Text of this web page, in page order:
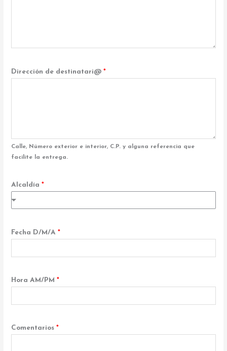
Dirección de destinatari@*
Calle, Número exterior e interior, C.P. y alguna referencia que
facilite la entrega.
Alcaldía*
Fecha D/M/A*
Hora AM/PM*
Comentarios*